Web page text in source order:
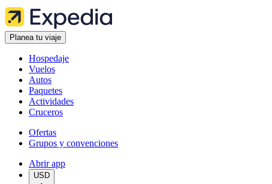
Planea tu viaje
Hospedaje
Vuelos
Autos
Paquetes
Actividades
Cruceros
Ofertas
Grupos y convenciones
Abrir app
USD